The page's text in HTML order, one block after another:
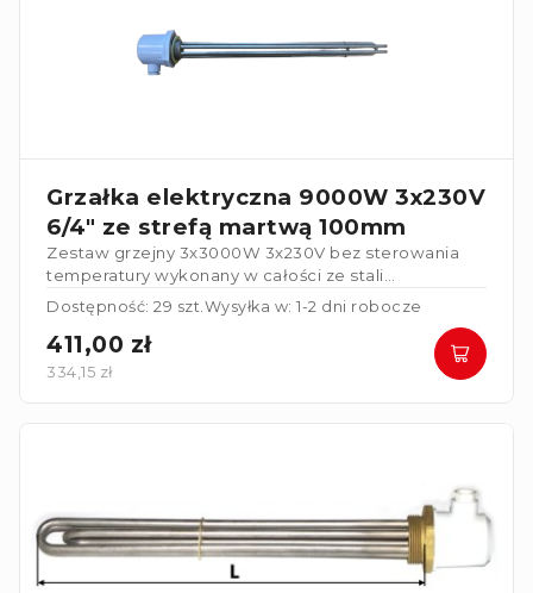
Grzałka elektryczna 9000W 3x230V
6/4" ze strefą martwą 100mm
Zestaw grzejny 3x3000W 3x230V bez sterowania
temperatury wykonany w całości ze stali
nierdzewnej. Grzałka posiada strefę martwą
100mm
Dostępność: 29 szt. Wysyłka w: 1-2 dni robocze
411,00 zł
334,15 zł